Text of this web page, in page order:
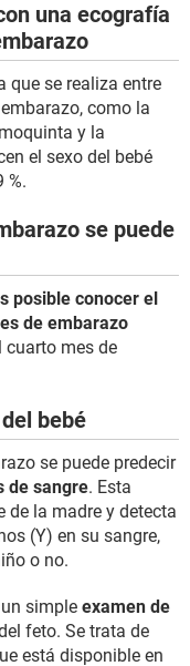
una ecografía
que se realiza entre
como la
y la
el sexo del bebé
%.
se puede
posible conocer el
de embarazo
cuarto mes de
bebé
se puede predecir
de sangre. Esta
de la madre y detecta
(Y) en su sangre,
o no.
simple examen de
feto. Se trata de
está disponible en